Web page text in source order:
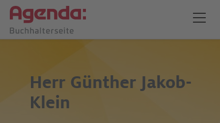
Herr Günther Jakob-
Klein